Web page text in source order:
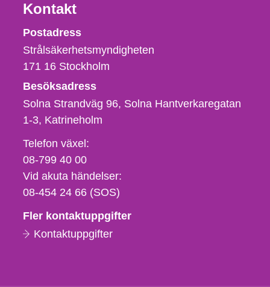
Kontakt
Strålsäkerhetsmyndigheten
Postadress
Strålsäkerhetsmyndigheten
171 16 Stockholm
Besöksadress
Solna Strandväg 96, Solna Hantverkaregatan
1-3 Katrineholm
Telefon,
fax
och
e-
Telefon växel:
08-799 40 00
Vid akuta händelser:
08-454 24 66 (SOS)
Fler kontaktuppgifter
Kontaktuppgifter